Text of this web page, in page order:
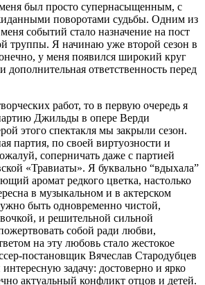
был просто супернасыщенным, с
поворотами судьбы. Одним из
событий стало назначение на пост
труппы. Я начинаю уже второй сезон в
у меня появился широкий круг
дополнительная ответственность перед
работ, то в первую очередь я
Джильды в опере Верди
этого спектакля мы закрыли сезон.
партия, по своей виртуозности и
соперничать даже с партией
«Травиаты». Я буквально “вдыхала”
аромат редкого цветка, настолько
в музыкальном и в актерском
быть одновременно чистой,
и решительной сильной
собой ради любви,
на эту любовь стало жестокое
постановщик Вячеслав Стародубцев
задачу: достоверно и ярко
актуальный конфликт отцов и детей.